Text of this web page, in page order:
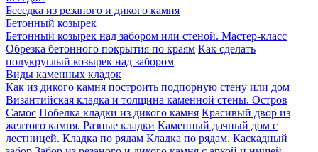
Беседка из резаного и дикого камня
Бетонный козырек
Бетонный козырек над забором или стеной. Мастер-класс
Обрезка бетонного покрытия по краям Как сделать
полукруглый козырек над забором
Виды каменных кладок
Как из дикого камня построить подпорную стену или дом
Византийская кладка и толщина каменной стены. Остров
Самос Побелка кладки из дикого камня Красивый двор из
желтого камня. Разные кладки Каменный дачный дом с
лестницей. Кладка по рядам Кладка по рядам. Каскадный